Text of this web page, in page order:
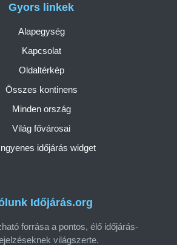
Időjárás.org
forrása a pontos, élő időjárás-
világszerte.
Gyors linkek
Alapegység
Kapcsolat
Oldaltérkép
Összes kontinens
Minden ország
Világ fővárosai
időjárás widget